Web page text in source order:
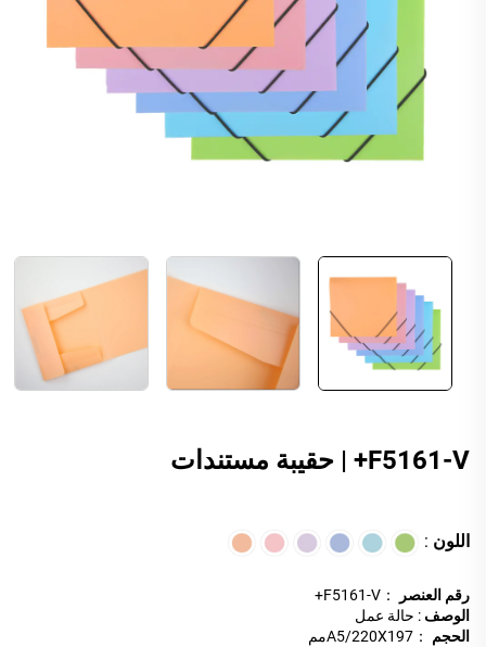
F5161-V+ | حقيبة مستندات
اللون :
رقم العنصر
：F5161-V+
الوصف : حالة عمل
الحجم
：A5/220X197مم